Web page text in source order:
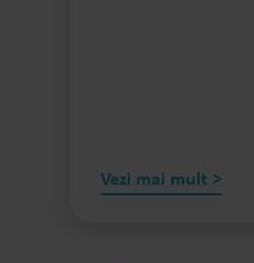
Vezi mai mult >